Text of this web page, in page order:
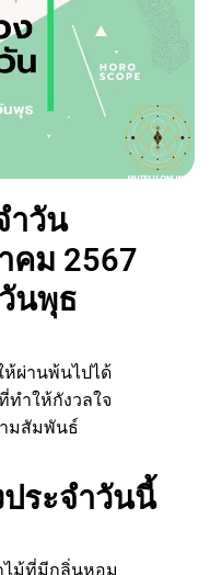
ำวัน
คม 2567
นพุธ
ผ่านพ้นไปได้
ำให้กังวลใจ
ามสัมพันธ์
ประจำวันนี้
ไม้ที่มีกลิ่นหอม